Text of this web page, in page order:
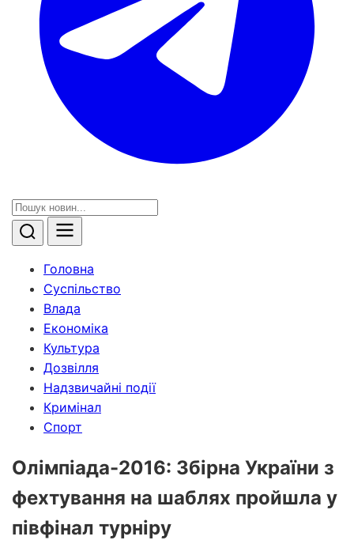
Головна
Суспільство
Влада
Економіка
Культура
Дозвілля
Надзвичайні події
Кримінал
Спорт
Олімпіада-2016: Збірна України з
фехтування на шаблях пройшла у
півфінал турніру